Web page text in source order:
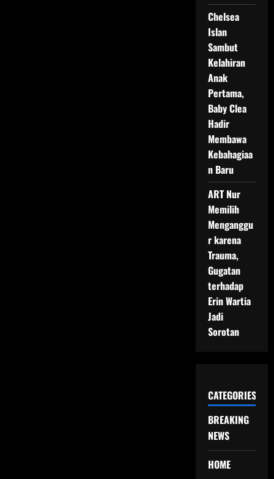
Chelsea
Islan
Sambut
Kelahiran
Anak
Pertama,
Baby Clea
Hadir
Membawa
Kebahagiaa
n Baru
ART Nur
Memilih
Menganggu
r karena
Trauma,
Gugatan
terhadap
Erin Wartia
Jadi
Sorotan
CATEGORIES
BREAKING
NEWS
HOME